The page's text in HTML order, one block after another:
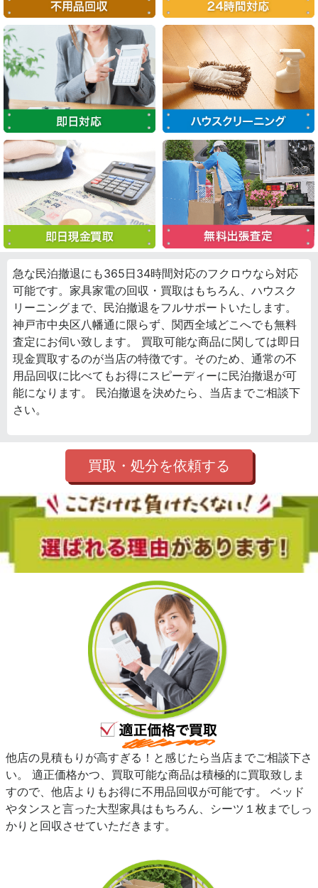
急な民泊撤退にも365日34時間対応のフクロウなら対応
可能です。家具家電の回収・買取はもちろん、ハウスク
リーニングまで、民泊撤退をフルサポートいたします。
神戸市中央区八幡通に限らず、関西全域どこへでも無料
査定にお伺い致します。 買取可能な商品に関しては即日
現金買取するのが当店の特徴です。そのため、通常の不
用品回収に比べてもお得にスピーディーに民泊撤退が可
能になります。 民泊撤退を決めたら、当店までご相談下
さい。
買取・処分を依頼する
他店の見積もりが高すぎる！と感じたら当店までご相談下さ
い。 適正価格かつ、買取可能な商品は積極的に買取致しま
すので、他店よりもお得に不用品回収が可能です。 ベッド
やタンスと言った大型家具はもちろん、シーツ１枚までしっ
かりと回収させていただきます。